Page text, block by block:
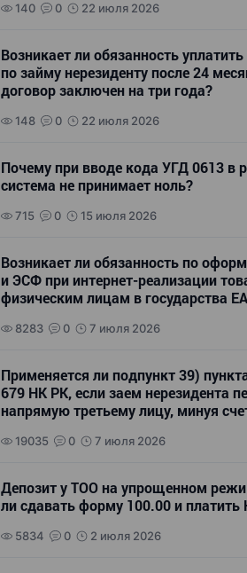
140 0 22 июля 2026
Возникает ли обязанность уплатить
по займу нерезиденту после 24
договор заключен на три года?
148 0 22 июля 2026
Почему при вводе кода УГД 0613 в
система не принимает ноль?
715 0 15 июля 2026
Возникает ли обязанность по
и ЭСФ при интернет-реализации
физическим лицам в государства
8283 0 7 июля 2026
Применяется ли подпункт 39)
679 НК РК, если заем нерезидента
напрямую третьему лицу, минуя
19035 0 7 июля 2026
Депозит у ТОО на упрощенном
ли сдавать форму 100.00 и платить
5834 0 2 июля 2026